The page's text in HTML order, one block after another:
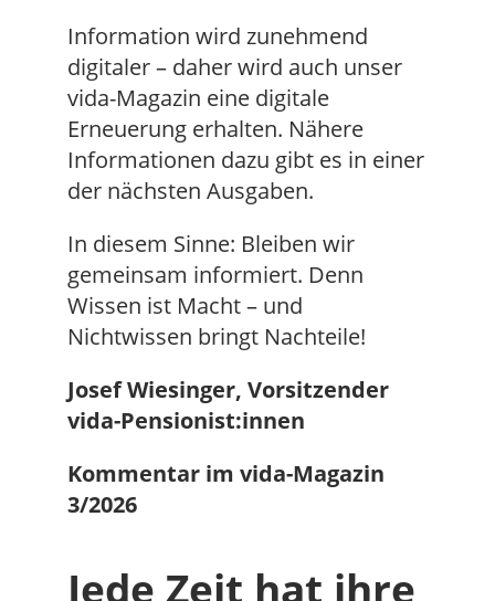
Information wird zunehmend
digitaler – daher wird auch unser
vida-Magazin eine digitale
Erneuerung erhalten. Nähere
Informationen dazu gibt es in einer
der nächsten Ausgaben.
In diesem Sinne: Bleiben wir
gemeinsam informiert. Denn
Wissen ist Macht – und
Nichtwissen bringt Nachteile!
Josef Wiesinger, Vorsitzender
vida-Pensionist:innen
Kommentar im vida-Magazin
3/2026
Jede Zeit hat ihre